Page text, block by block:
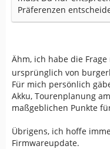
Präferenzen
Ähm, ich habe die
ursprünglich von
Für mich persönlich
Akku, Tourenplanung
maßgeblichen Punkte
Übrigens, ich hoffe
Firmwareupdate.